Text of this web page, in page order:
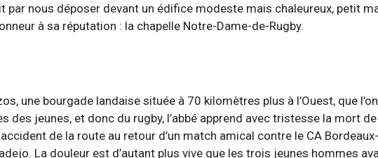
par nous déposer devant un édifice modeste mais chaleureux, petit
à sa réputation : la chapelle Notre-Dame-de-Rugby.
une bourgade landaise située à 70 kilomètres plus à l’Ouest, que
des jeunes, et donc du rugby, l’abbé apprend avec tristesse la mort
de la route au retour d’un match amical contre le CA
La douleur est d’autant plus vive que les trois jeunes hommes